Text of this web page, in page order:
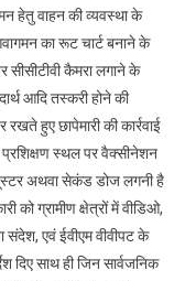
हेतु वाहन की व्यवस्था के
का रूट चार्ट बनाने के
सीसीटीवी कैमरा लगाने के
आदि तस्करी होने की
हुए छापेमारी की कार्रवाई
प्रशिक्षण स्थल पर वैक्सीनेशन
बूस्टर अथवा सेकंड डोज लगनी है
को ग्रामीण क्षेत्रों में वीडिओ,
संदेश, एवं ईवीएम वीवीपट के
दिए साथ ही जिन सार्वजनिक